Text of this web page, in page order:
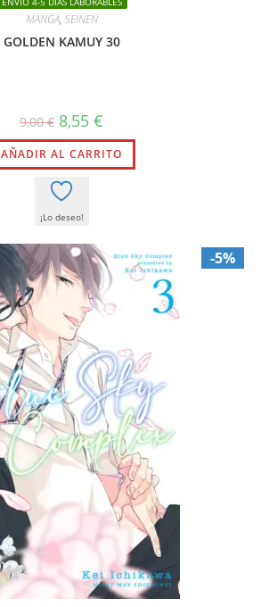
MANGA, SEINEN
GOLDEN KAMUY 30
9,00€ El
precio
original
era:
9,00 €.
8,55 €
actual
es:
8,55 €.
AÑADIR AL CARRITO
¡Lo deseo!
-5%